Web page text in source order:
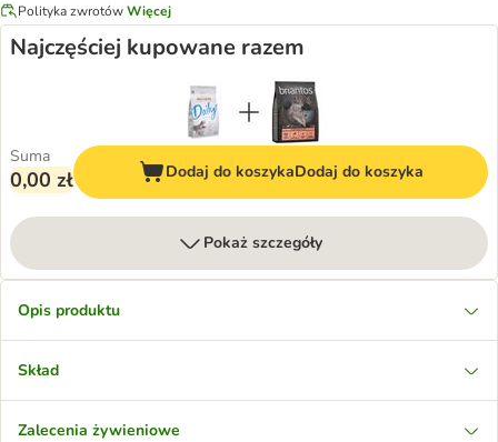
Polityka zwrotówWięcej
Najczęściej kupowane razem
Suma
0,00 zł Dodaj do koszykaDodaj do koszyka
Pokaż szczegóły
Opis produktu
Skład
Zalecenia żywieniowe